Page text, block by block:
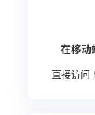
在移动
直接访问